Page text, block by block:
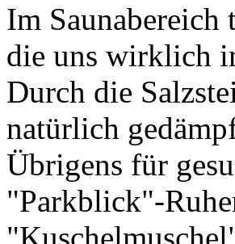
Im Saunabereich
die uns wirklich
Durch die
natürlich
Übrigens für
"Parkblick"-